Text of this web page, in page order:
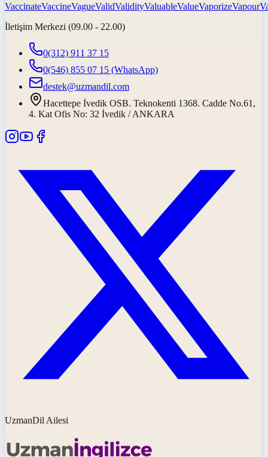
VaccinateVaccineVagueValidValidityValuableValueVaporizeVapour
İletişim Merkezi (09.00 - 22.00)
0(312) 911 37 15
0(546) 855 07 15 (WhatsApp)
destek@uzmandil.com
Hacettepe İvedik OSB. Teknokenti 1368. Cadde No.61,
4. Kat Ofis No: 32 İvedik / ANKARA
UzmanDil Ailesi